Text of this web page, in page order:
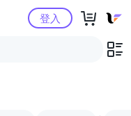
購物中心登入